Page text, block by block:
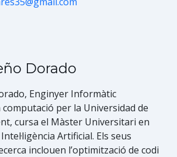
Dorado
Enginyer Informàti​c
per la Universidad de
cursa el Màster Universitari en
Artificial. Els seus
inclouen l’optimització de codi